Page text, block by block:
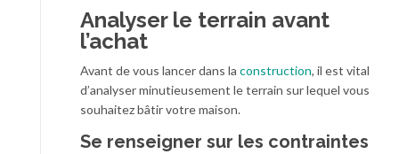
Analyser le terrain avant
l’achat
Avant de vous lancer dans la construction, il est vital
d’analyser minutieusement le terrain sur lequel vous
souhaitez bâtir votre maison.
Se renseigner sur les contraintes